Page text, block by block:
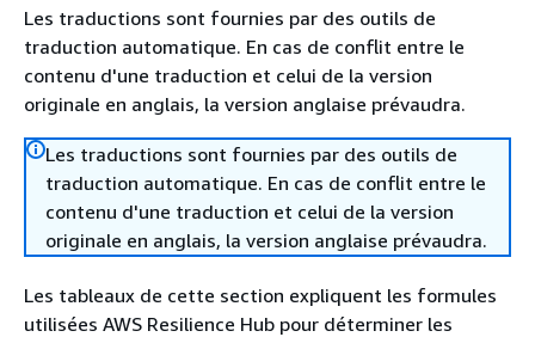
Les traductions sont fournies par des outils de
traduction automatique. En cas de conflit entre le
contenu d'une traduction et celui de la version
originale en anglais, la version anglaise prévaudra.
Les traductions sont fournies par des outils de
traduction automatique. En cas de conflit entre le
contenu d'une traduction et celui de la version
originale en anglais, la version anglaise prévaudra.
Les tableaux de cette section expliquent les formules
utilisées AWS Resilience Hub pour déterminer les